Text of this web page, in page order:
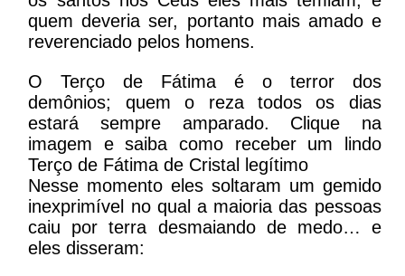
quem deveria ser, portanto mais amado e
reverenciado pelos homens.
O Terço de Fátima é o terror dos
demônios; quem o reza todos os dias
estará sempre amparado. Clique na
imagem e saiba como receber um lindo
Terço de Fátima de Cristal legítimo
Nesse momento eles soltaram um gemido
inexprimível no qual a maioria das pessoas
caiu por terra desmaiando de medo… e
eles disseram: